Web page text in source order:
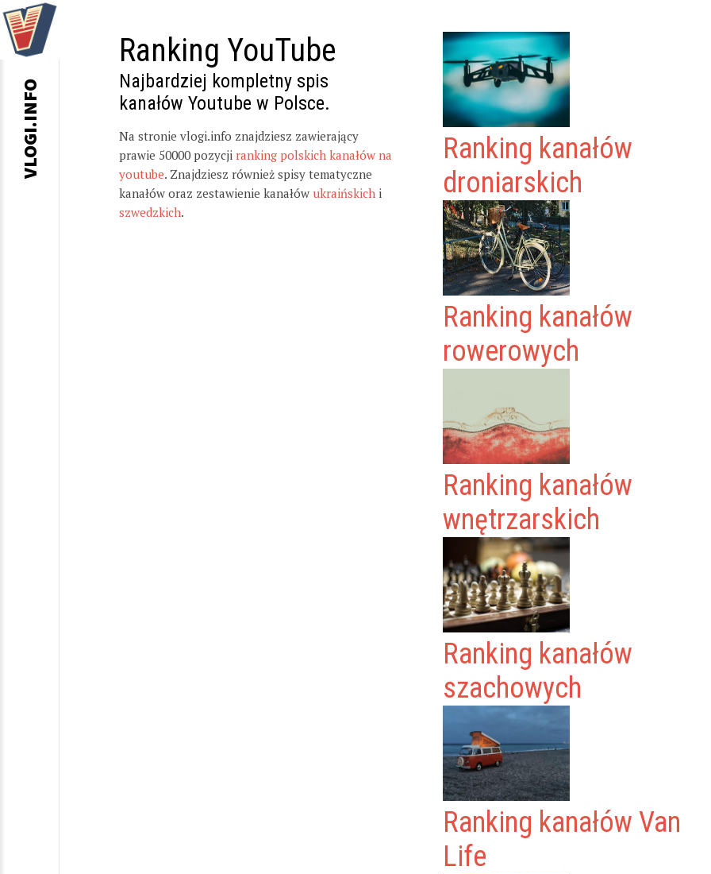
Ranking YouTube
Najbardziej kompletny spis
kanałów Youtube w Polsce.
Na stronie vlogi.info znajdziesz zawierający
prawie 50000 pozycji ranking polskich kanałów na
youtube. Znajdziesz również spisy tematyczne
kanałów oraz zestawienie kanałów ukraińskich i
szwedzkich.
Ranking kanałów
droniarskich
Ranking kanałów
rowerowych
Ranking kanałów
wnętrzarskich
Ranking kanałów
szachowych
Ranking kanałów Van
Life
VLOGI.INFO